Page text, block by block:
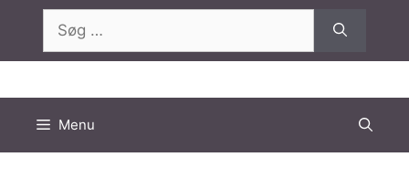
indhold
efter:
Menu